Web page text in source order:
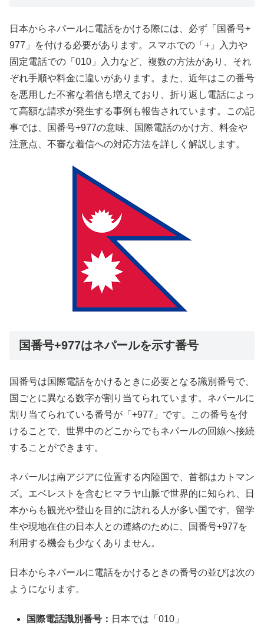
日本からネパールに電話をかける際には、必ず「国番号+
977」を付ける必要があります。スマホでの「+」入力や
固定電話での「010」入力など、複数の方法があり、それ
ぞれ手順や料金に違いがあります。また、近年はこの番号
を悪用した不審な着信も増えており、折り返し電話によっ
て高額な請求が発生する事例も報告されています。この記
事では、国番号+977の意味、国際電話のかけ方、料金や
注意点、不審な着信への対応方法を詳しく解説します。
国番号+977はネパールを示す番号
国番号は国際電話をかけるときに必要となる識別番号で、
国ごとに異なる数字が割り当てられています。ネパールに
割り当てられている番号が「+977」です。この番号を付
けることで、世界中のどこからでもネパールの回線へ接続
することができます。
ネパールは南アジアに位置する内陸国で、首都はカトマン
ズ。エベレストを含むヒマラヤ山脈で世界的に知られ、日
本からも観光や登山を目的に訪れる人が多い国です。留学
生や現地在住の日本人との連絡のために、国番号+977を
利用する機会も少なくありません。
日本からネパールに電話をかけるときの番号の並びは次の
ようになります。
国際電話識別番号： 日本では「010」